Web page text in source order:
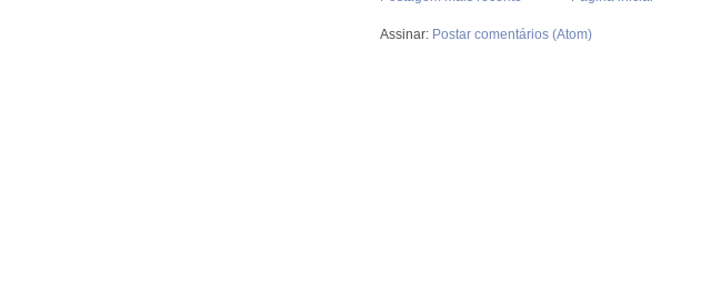
Assinar: Postar comentários (Atom)